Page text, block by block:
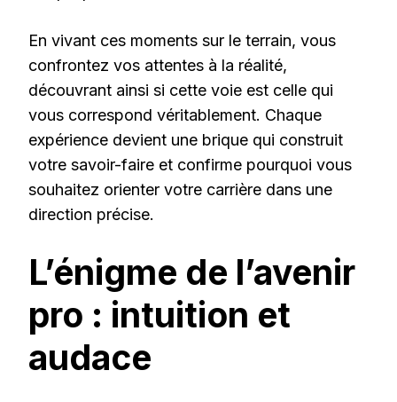
En vivant ces moments sur le terrain, vous
confrontez vos attentes à la réalité,
découvrant ainsi si cette voie est celle qui
vous correspond véritablement. Chaque
expérience devient une brique qui construit
votre savoir-faire et confirme pourquoi vous
souhaitez orienter votre carrière dans une
direction précise.
L’énigme de l’avenir
pro : intuition et
audace